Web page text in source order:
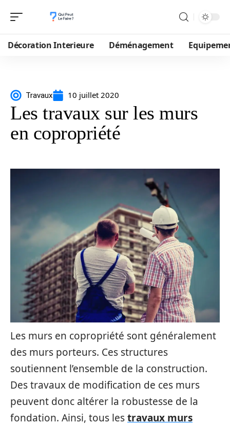
Décoration Interieure Déménagement
Travaux 10 juillet 2020
Les travaux sur les murs
en copropriété
Les murs en copropriété sont généralement
des murs porteurs. Ces structures
soutiennent l’ensemble de la construction.
Des travaux de modification de ces murs
peuvent donc altérer la robustesse de la
fondation. Ainsi, tous lestravaux murs